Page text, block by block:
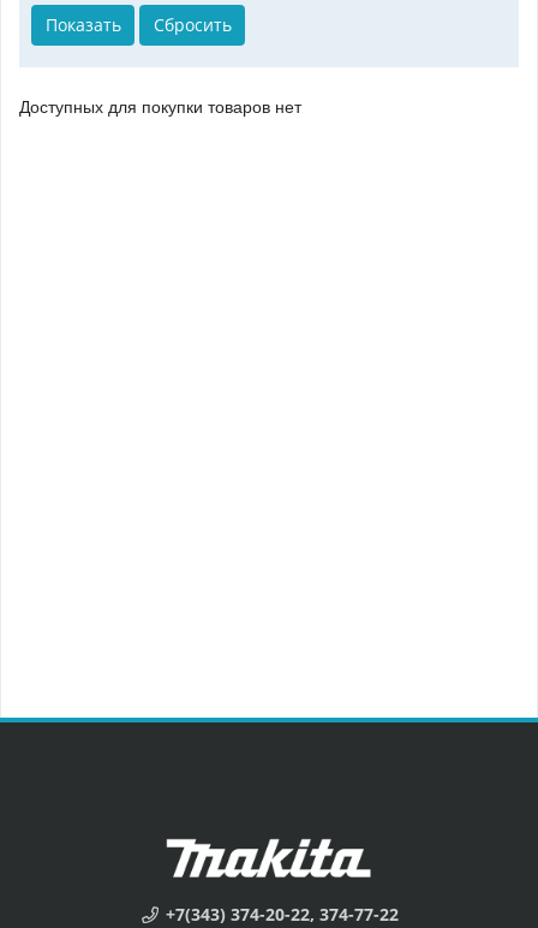
Доступных для покупки товаров нет
+7(343) 374-20-22, 374-77-22